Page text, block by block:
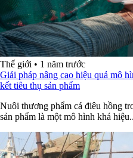
Thế giới • 1 năm trước
Giải pháp nâng cao hiệu quả mô
kết tiêu thụ sản phẩm
Nuôi thương phẩm cá điêu hồng
sản phẩm là một mô hình khá